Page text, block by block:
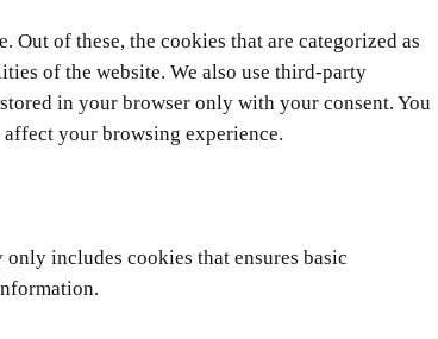
of these, the cookies that are categorized as
of the website. We also use third-party
in your browser only with your consent. You
your browsing experience.
includes cookies that ensures basic